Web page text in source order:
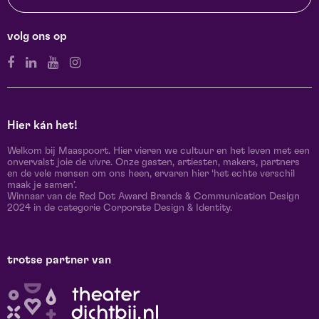
volg ons op
Hier kán het!
Welkom bij Maaspoort. Hier vieren we cultuur en het leven met een
onvervalst joie de vivre. Onze gasten, artiesten, makers, partners
en de vele mensen om ons heen, ervaren hier ‘het echte verschil
maak je samen’.
Winnaar van de Red Dot Award Brands & Communication Design
2024 in de categorie Corporate Design & Identity.
trotse partner van